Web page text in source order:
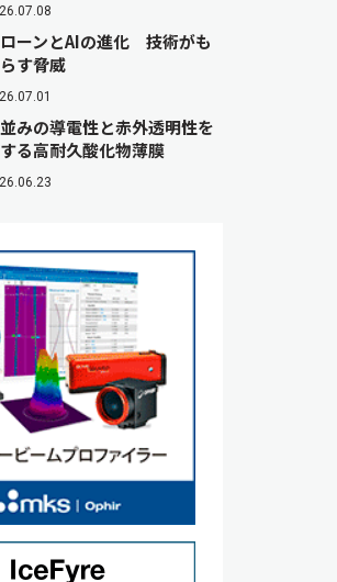
ローンとAIの進化 技術がも
す脅威
みの導電性と赤外透明性を
る高耐久酸化物薄膜